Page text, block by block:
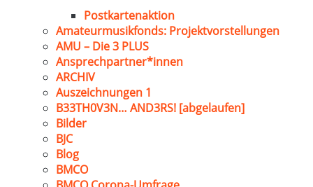
Postkartenaktion
Amateurmusikfonds: Projektvorstellungen
AMU – Die 3 PLUS
Ansprechpartner*innen
ARCHIV
Auszeichnungen 1
B33TH0V3N… AND3RS! [abgelaufen]
Bilder
BJC
Blog
BMCO